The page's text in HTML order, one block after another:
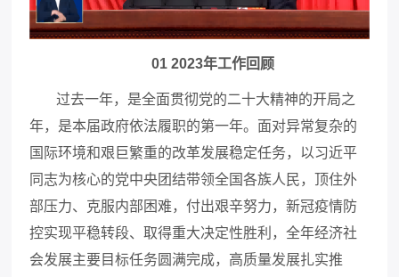
01 2023年工作回顾
过去一年，是全面贯彻党的二十大精神的开局之
年，是本届政府依法履职的第一年。面对异常复杂的
国际环境和艰巨繁重的改革发展稳定任务，以习近平
同志为核心的党中央团结带领全国各族人民，顶住外
部压力、克服内部困难，付出艰辛努力，新冠疫情防
控实现平稳转段、取得重大决定性胜利，全年经济社
会发展主要目标任务圆满完成，高质量发展扎实推